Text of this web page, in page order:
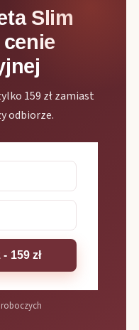
Slim
cenie
159 zł zamiast
odbiorze.
159 zł